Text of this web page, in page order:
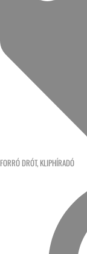
FORRÓ DRÓT, KLIPHÍRADÓ